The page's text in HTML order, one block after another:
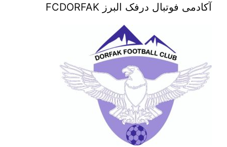
آکادمی فوتبال درفک البرز FCDORFAK